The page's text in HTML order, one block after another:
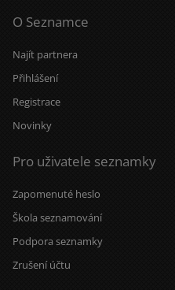
O Seznamce
Najít partnera
Přihlášení
Registrace
Novinky
Pro uživatele seznamky
Zapomenuté heslo
Škola seznamování
Podpora seznamky
Zrušení účtu